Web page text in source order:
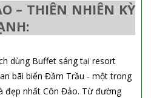
– THIÊN NHIÊN KỲ
CẠNH:
dùng Buffet sáng tại resort
bãi biển Đầm Trầu - một trong
đẹp nhất Côn Đảo. Từ đường